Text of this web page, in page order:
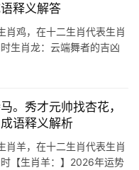
释义解答
肖鸡，在十二生肖代表生肖
生肖龙：云端舞者的吉凶
龙而言极为难得，既是“值
。秀才元帅找杏花，
语释义解析
肖羊，在十二生肖代表生肖
【生肖羊：】2026年运势